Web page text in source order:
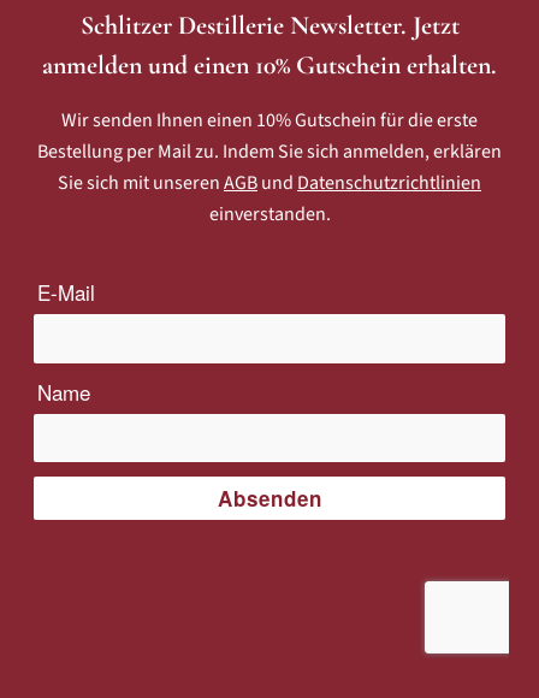
Schlitzer Destillerie Newsletter. Jetzt
anmelden und einen 10% Gutschein erhalten.
Wir senden Ihnen einen 10% Gutschein für die erste
Bestellung per Mail zu. Indem Sie sich anmelden, erklären
Sie sich mit unserenAGBund Datenschutzrichtlinien
einverstanden.